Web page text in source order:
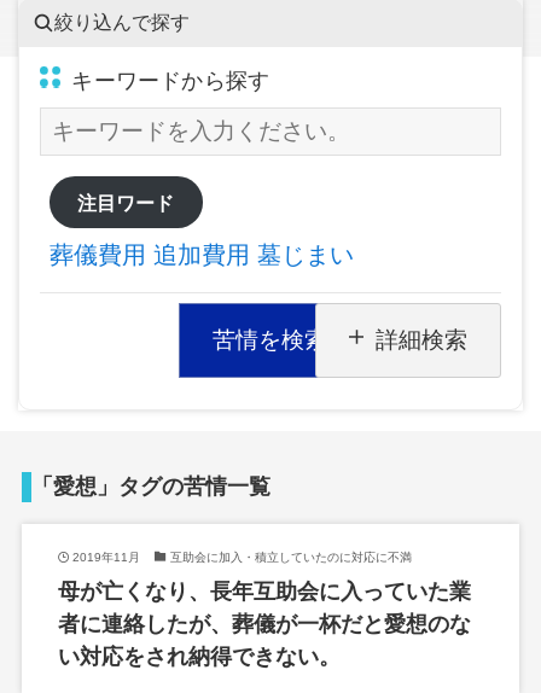
絞り込んで探す
キーワードから探す
注目ワード
葬儀費用 追加費用 墓じまい
苦情を検索 詳細検索
「愛想」タグの苦情一覧
2019年11月 互助会に加入・積立していたのに対応に不満
母が亡くなり、長年互助会に入っていた業
者に連絡したが、葬儀が一杯だと愛想のな
い対応をされ納得できない。